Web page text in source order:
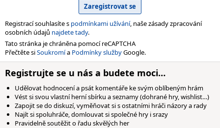
Registrací souhlasíte s podmínkami užívání, naše zásady zpracování
osobních údajů najdete tady.
Tato stránka je chráněna pomocí reCAPTCHA
Přečtěte siSoukromía Podmínky službyGoogle.
Registrujte se u nás a budete moci…
Udělovat hodnocení a psát komentáře ke svým oblíbeným hrám
Vést si svou vlastní herní sbírku a seznamy (dohrané hry, wishlist…)
Zapojit se do diskuzí, vyměňovat si s ostatními hráči názory a rady
Najít si spoluhráče, domlouvat si společné hry i srazy
Pravidelně soutěžit o řadu skvělých her